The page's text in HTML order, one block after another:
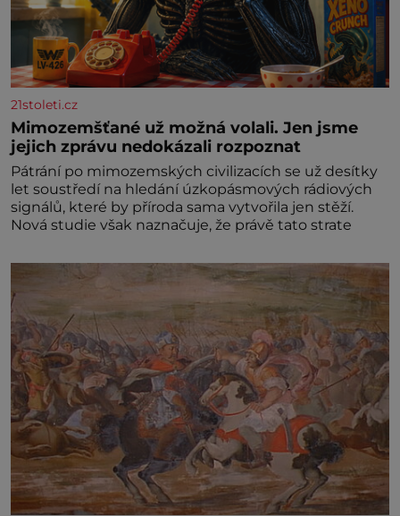
21stoleti.cz
Mimozemšťané už možná volali. Jen jsme
jejich zprávu nedokázali rozpoznat
Pátrání po mimozemských civilizacích se už desítky
let soustředí na hledání úzkopásmových rádiových
signálů, které by příroda sama vytvořila jen stěží.
Nová studie však naznačuje, že právě tato strate